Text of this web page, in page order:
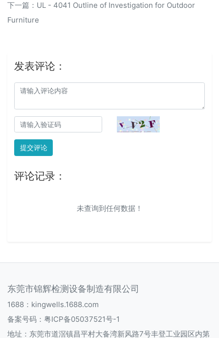
下一篇： UL - 4041 Outline of Investigation for Outdoor
Furniture
发表评论：
提交评论
评论记录：
未查询到任何数据！
东莞市锦辉检测设备制造有限公司
1688： kingwells.1688.com
备案号码： 粤ICP备05037521号-1
地址：东莞市道滘镇昌平村大备湾新风路7号丰登工业园区内第